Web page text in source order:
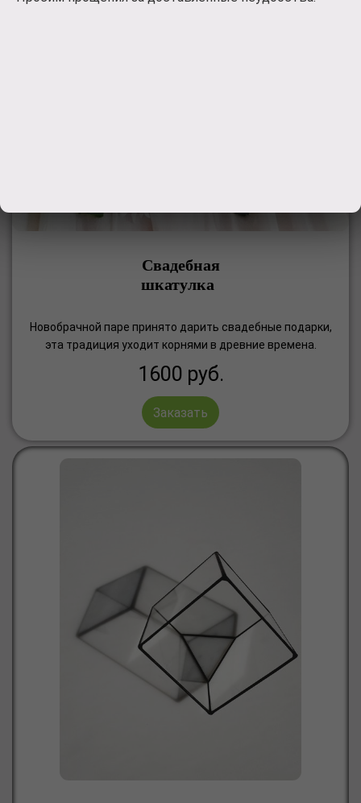
Свадебная
шкатулка
Новобрачной паре принято дарить свадебные подарки,
эта традиция уходит корнями в древние времена.
1600 руб.
Заказать